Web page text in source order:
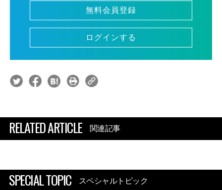
無料会員登録
ログインする
RELATED ARTICLE 関連記事
SPECIAL TOPIC スペシャルトピック